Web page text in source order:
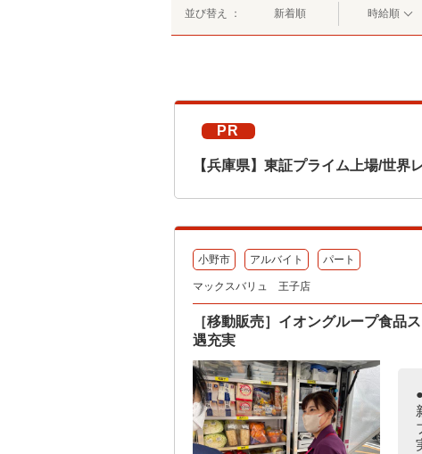
並び替え ： 新着順 時給順
PR
【兵庫県】東証プライム上場/世界
小野市 アルバイト パート
マックスバリュ 王子店
［移動販売］イオングループ食
遇充実